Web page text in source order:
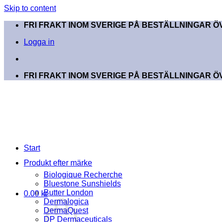
Skip to content
FRI FRAKT INOM SVERIGE PÅ BESTÄLLNINGAR
Logga in
FRI FRAKT INOM SVERIGE PÅ BESTÄLLNINGAR
0.00 kr
Start
Produkt efter märke
Biologique Recherche
Bluestone Sunshields
Butter London
Dermalogica
DermaQuest
DP Dermaceuticals